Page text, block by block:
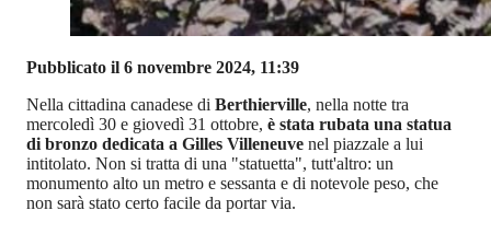
Pubblicato il 6 novembre 2024, 11:39
Nella cittadina canadese di Berthierville, nella notte tra
mercoledì 30 e giovedì 31 ottobre, è stata rubata una statua
di bronzo dedicata a Gilles Villeneuve nel piazzale a lui
intitolato. Non si tratta di una "statuetta", tutt'altro: un
monumento alto un metro e sessanta e di notevole peso, che
non sarà stato certo facile da portar via.